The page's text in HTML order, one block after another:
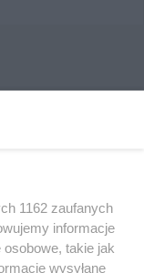
Informacyjny Miasta
1162 zaufanych
informacje
takie jak
wysyłane